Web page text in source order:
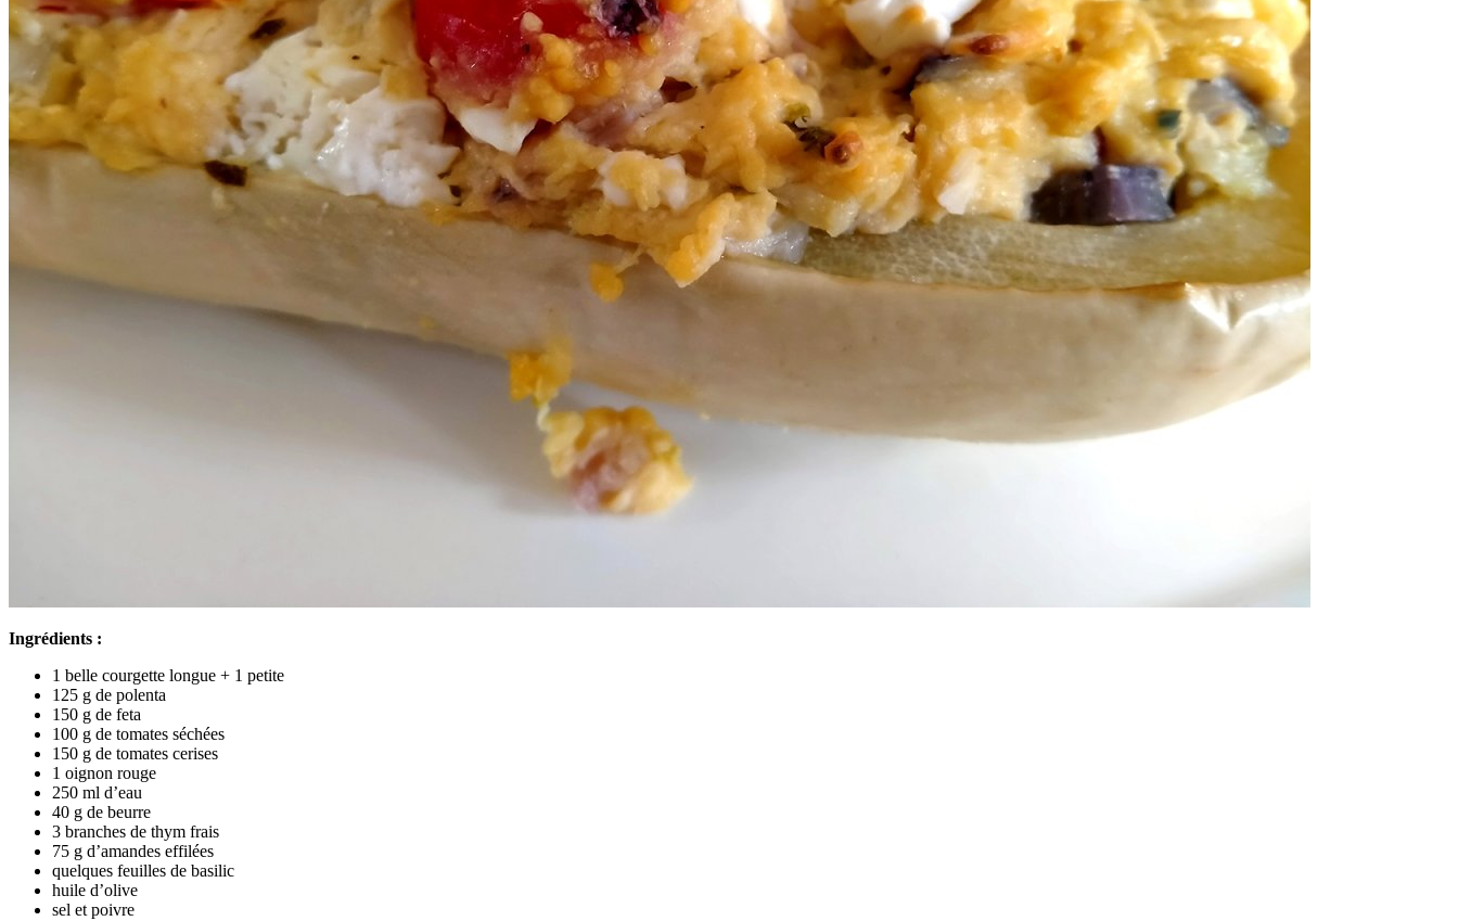
Ingrédients :
1 belle courgette longue + 1 petite
125 g de polenta
150 g de feta
100 g de tomates séchées
150 g de tomates cerises
1 oignon rouge
250 ml d’eau
40 g de beurre
3 branches de thym frais
75 g d’amandes effilées
quelques feuilles de basilic
huile d’olive
sel et poivre